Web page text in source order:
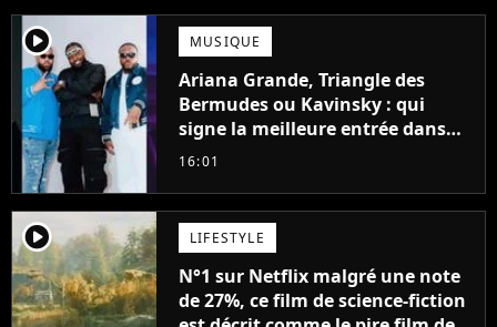
player2 MUSIQUE
Ariana Grande, Triangle des
Bermudes ou Kavinsky : qui
signe la meilleure entrée dans
les charts français cette semaine
16:01
player2 LIFESTYLE
N°1 sur Netflix malgré une note
de 27%, ce film de science-fiction